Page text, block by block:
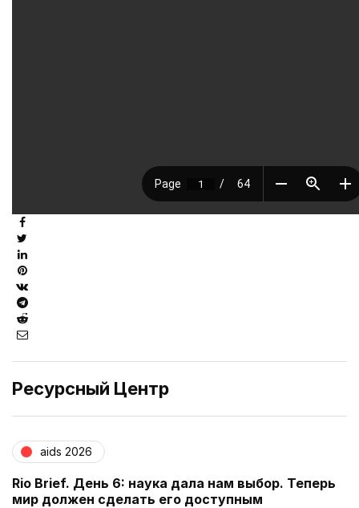
Ресурсный Центр
aids 2026
Rio Brief. День 6: наука дала нам выбор. Теперь
мир должен сделать его доступным